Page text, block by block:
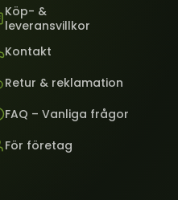
Köp- &
leveransvillkor
Kontakt
Retur & reklamation
FAQ – Vanliga frågor
För företag